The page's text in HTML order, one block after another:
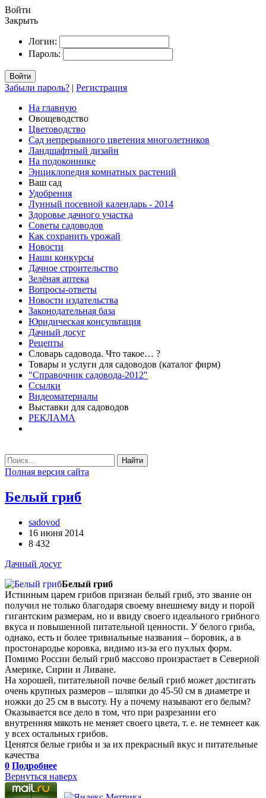
Войти
Закрыть
Логин:
Пароль:
Войти
Забыли пароль? | Регистрация
На главную
Овощеводство
Цветоводство
Сад непрерывного цветения многолетников
Ландшафтный дизайн
На подоконнике
Энциклопедия комнатных растений
Ваш сад
Удобрения
Лунный посевной календарь - 2014
Здоровье дачного участка
Советы садоводов
Как сохранить урожай
Новости
Наши конкурсы
Дачное строительство
Зелёная аптека
Вопросы-ответы
Новости издательства
Законодательная база
Юридическая консультация
Дачный досуг
Рецепты
Словарь садовода. Что такое… ?
Товары и услуги для садоводов (каталог фирм)
"Справочник садовода-2012"
Ссылки
Видеоматериалы
Выставки для садоводов
РЕКЛАМА
Найти
Полная версия сайта
Белый гриб
sadovod
16 июня 2014
8 432
Дачный досуг
Белый гриб
Истинным царем грибов признан белый гриб, это звание он
получил не только благодаря своему внешнему виду и порой
гигантским размерам, но и ввиду своего идеального грибного
вкуса и повышенной питательной ценности. У белого гриба,
однако, есть и более тривиальные названия – боровик, а в
простонародье коровка, видимо из-за его пухлых форм.
Помимо России белый гриб массово произрастает в Северной
Америке, Сирии и Ливане.
На хорошей, питательной почве белый гриб может достигать
очень крупных размеров – шляпки до 45-50 см в диаметре и
ножки до 25 см в высоту. Ну а почему называют его белым?
Оказывается все дело в том, что при разрезании его
внутренняя мякоть не меняет своего цвета, т. е. не темнеет как
у всех остальных грибов.
Ценятся белые грибы и за их прекрасный вкус и питательные
качества
0 Подробнее
Вернуться наверх